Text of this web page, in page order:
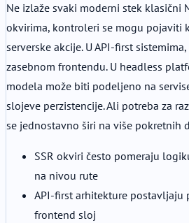
Ne izlaže svaki moderni stek klasični
okvirima, kontroleri se mogu pojaviti
serverske akcije. U API-first
zasebnom frontendu. U headless
modela može biti podeljeno na
slojeve perzistencije. Ali potreba za
se jednostavno širi na više pokretnih
SSR okviri često pomeraju
na nivou rute
API-first arhitekture postavljaju
frontend sloj